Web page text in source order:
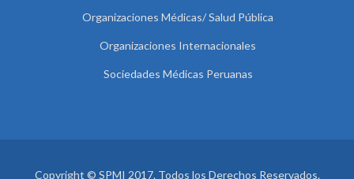
Organizaciones Médicas/ Salud Pública
Organizaciones Internacionales
Sociedades Médicas Peruanas
Copyright © SPMI 2017. Todos los Derechos Reservados.